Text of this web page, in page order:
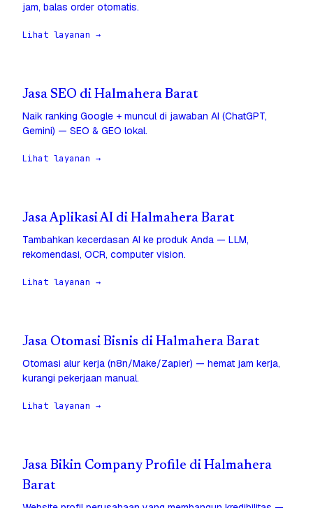
jam, balas order otomatis.
Lihat layanan →
Jasa SEO di Halmahera Barat
Naik ranking Google + muncul di jawaban AI (ChatGPT,
Gemini) — SEO & GEO lokal.
Lihat layanan →
Jasa Aplikasi AI di Halmahera Barat
Tambahkan kecerdasan AI ke produk Anda — LLM,
rekomendasi, OCR, computer vision.
Lihat layanan →
Jasa Otomasi Bisnis di Halmahera Barat
Otomasi alur kerja (n8n/Make/Zapier) — hemat jam kerja,
kurangi pekerjaan manual.
Lihat layanan →
Jasa Bikin Company Profile di Halmahera
Barat